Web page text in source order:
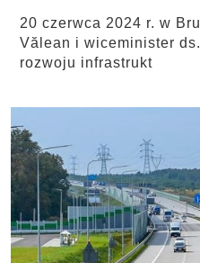
20 czerwca 2024 r. w
Vălean i wiceminister
rozwoju infrastrukt